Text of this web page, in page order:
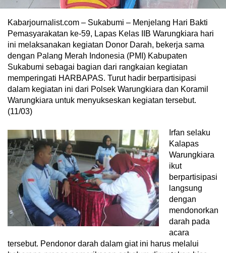
Kabarjournalist.com – Sukabumi – Menjelang Hari Bakti
Pemasyarakatan ke-59, Lapas Kelas IIB Warungkiara hari
ini melaksanakan kegiatan Donor Darah, bekerja sama
dengan Palang Merah Indonesia (PMI) Kabupaten
Sukabumi sebagai bagian dari rangkaian kegiatan
memperingati HARBAPAS. Turut hadir berpartisipasi
dalam kegiatan ini dari Polsek Warungkiara dan Koramil
Warungkiara untuk menyukseskan kegiatan tersebut.
(11/03)
Irfan selaku
Kalapas
Warungkiara
ikut
berpartisipasi
langsung
dengan
mendonorkan
darah pada
acara
tersebut. Pendonor darah dalam giat ini harus melalui